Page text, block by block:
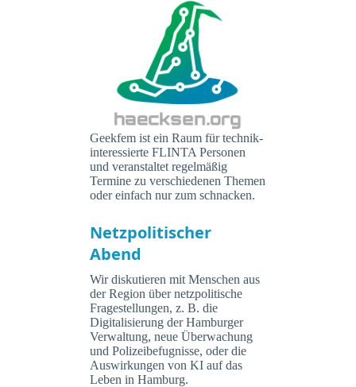
Geekfem ist ein Raum für technik-
interessierte FLINTA Personen
und veranstaltet regelmäßig
Termine zu verschiedenen Themen
oder einfach nur zum schnacken.
Netzpolitischer
Abend
Wir diskutieren mit Menschen aus
der Region über netzpolitische
Fragestellungen, z. B. die
Digitalisierung der Hamburger
Verwaltung, neue Überwachung
und Polizeibefugnisse, oder die
Auswirkungen von KI auf das
Leben in Hamburg.